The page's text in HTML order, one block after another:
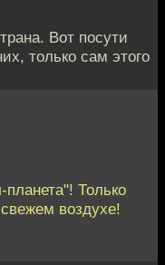
Вот посути
только сам этого
Только
воздухе!